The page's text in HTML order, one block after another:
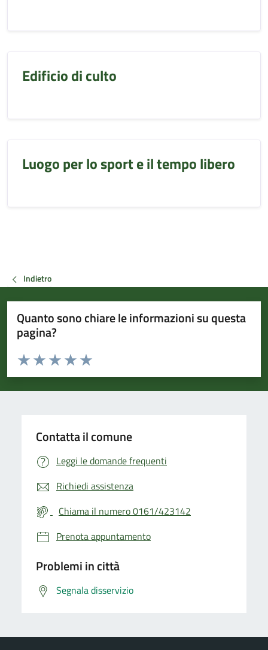
Edificio di culto
Luogo per lo sport e il tempo libero
Indietro
Quanto sono chiare le informazioni su questa
pagina?
Valuta da 1 a 5 stelle la pagina
Valuta 5 stelle su 5
Valuta 4 stelle su 5
Valuta 3 stelle su 5
Valuta 2 stelle su 5
Valuta 1 stelle su 5
Contatta il comune
Leggi le domande frequenti
Richiedi assistenza
Chiama il numero 0161/423142
Prenota appuntamento
Problemi in città
Segnala disservizio